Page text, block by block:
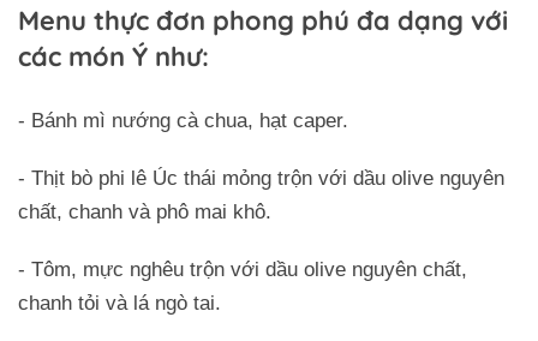
Menu thực đơn phong phú đa dạng với
các món Ý như:
- Bánh mì nướng cà chua, hạt caper.
- Thịt bò phi lê Úc thái mỏng trộn với dầu olive nguyên
chất, chanh và phô mai khô.
- Tôm, mực nghêu trộn với dầu olive nguyên chất,
chanh tỏi và lá ngò tai.